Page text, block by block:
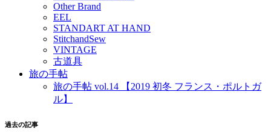
Other Brand
EEL
STANDART AT HAND
StitchandSew
VINTAGE
古道具
旅の手帖
旅の手帖 vol.14 【2019 初冬 フランス・ポルトガ
ル】
過去の記事